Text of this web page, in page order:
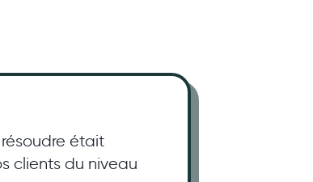
était
clients du niveau